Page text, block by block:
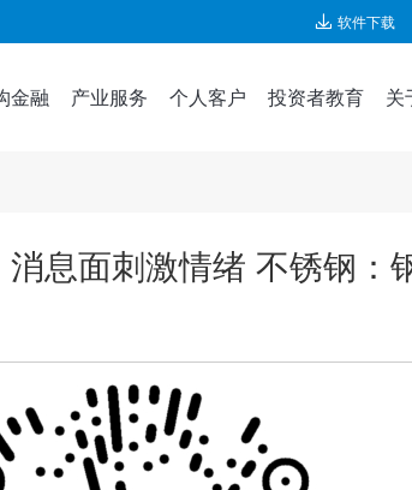
软件下载
金融 产业服务 个人客户 投资者教育 关
息面刺激情绪 不锈钢：